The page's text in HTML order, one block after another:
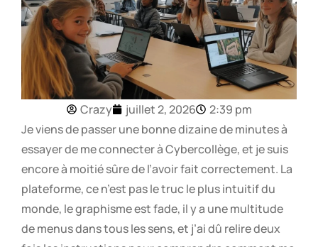
Crazy juillet 2, 2026
2:39 pm
Je viens de passer une bonne dizaine de minutes à
essayer de me connecter à Cybercollège, et je suis
encore à moitié sûre de l’avoir fait correctement. La
plateforme, ce n’est pas le truc le plus intuitif du
monde, le graphisme est fade, il y a une multitude
de menus dans tous les sens, et j’ai dû relire deux